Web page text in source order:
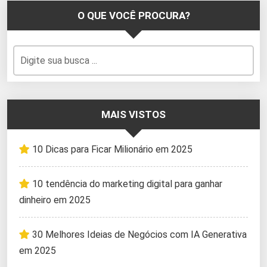
O QUE VOCÊ PROCURA?
MAIS VISTOS
10 Dicas para Ficar Milionário em 2025
10 tendência do marketing digital para ganhar
dinheiro em 2025
30 Melhores Ideias de Negócios com IA Generativa
em 2025